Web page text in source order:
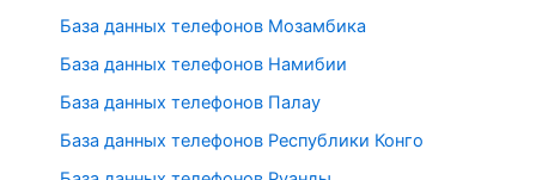
База данных телефонов Мозамбика
База данных телефонов Намибии
База данных телефонов Палау
База данных телефонов Республики Конго